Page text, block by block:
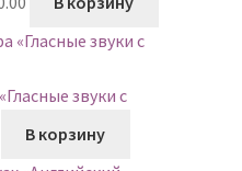
звуки с
В корзину